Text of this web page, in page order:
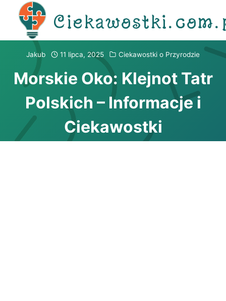
Przejdź
Jakub 11 lipca, 2025 Ciekawostki o Przyrodzie
Morskie Oko: Klejnot Tatr
Polskich – Informacje i
Ciekawostki